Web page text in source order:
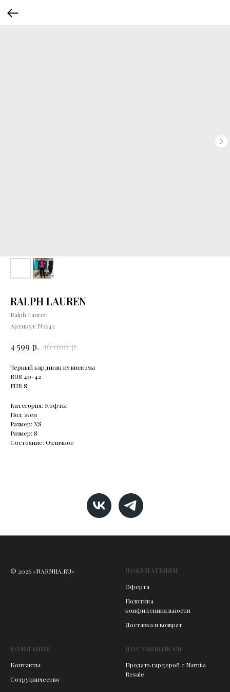
RALPH LAUREN
Ralph Lauren
Артикул: N3643
4 599 р. 16 000р.
Черный кардиган из вискозы
RUS 40-42
EUR S
Категория: Кофты
Пол: жен
Размер: XS
Размер: S
Состояние: Отличное
© 2026 «NARNIIA.RU»
ПОКУПАТЕЛЯМ
Оферта
Политика
конфиденциальности
Доставка и возврат
КОМПАНИЯ
Контакты
Сотрудничество
ПОСТАВЩИКАМ
Продать гардероб с Narniia
Resale